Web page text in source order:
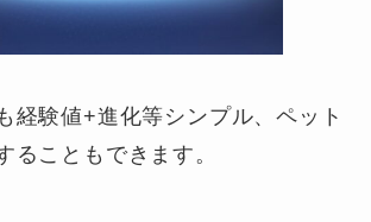
経験値+進化等シンプル、ペット
ることもできます。